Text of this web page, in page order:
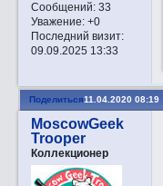
Сообщений:33
Уважение: +0
Последний визит:
09.09.2025 13:33
Поделиться11.04.2020 08:19
MoscowGeek
Trooper
Коллекционер